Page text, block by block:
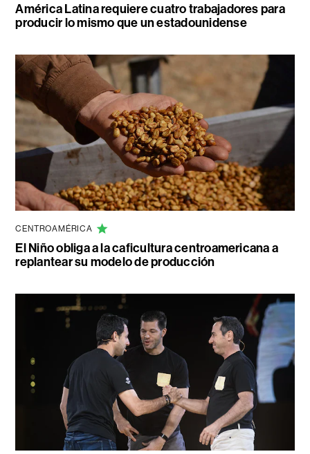
América Latina requiere cuatro trabajadores para
producir lo mismo que un estadounidense
CENTROAMÉRICA
El Niño obliga a la caficultura centroamericana a
replantear su modelo de producción